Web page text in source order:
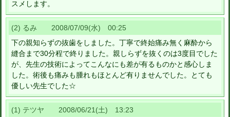
スメします。
(2) るみ 2008/07/09(水) 00:25
下の親知らずの抜歯をしました。丁寧で終始痛み無く麻酔から
縫合まで30分程で終りました。親しらずを抜くのは3度目でした
が、先生の技術によってこんなにも差が有るものかと感心しま
した。術後も痛みも腫れもほとんど有りませんでした。とても
優しい先生でした☆
(1) テツヤ 2008/06/21(土) 13:23